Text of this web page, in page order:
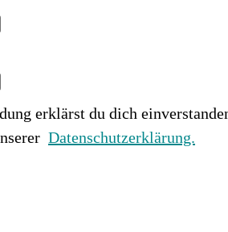
erklärst du dich
Datenschutzerklärung.